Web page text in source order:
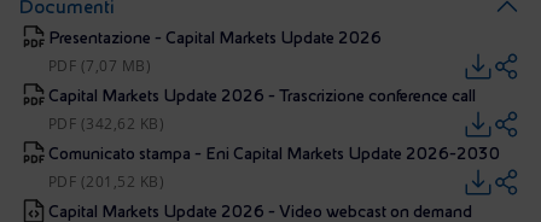
Documenti
Presentazione - Capital Markets Update 2026
PDF (7,07 MB)
Capital Markets Update 2026 - Trascrizione conference call
PDF (342,62 KB)
Comunicato stampa - Eni Capital Markets Update 2026-2030
PDF (201,52 KB)
Capital Markets Update 2026 - Video webcast on demand